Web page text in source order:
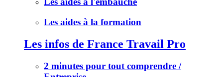
Les aides à la formation
Les infos de France Travail Pro
2 minutes pour tout comprendre /